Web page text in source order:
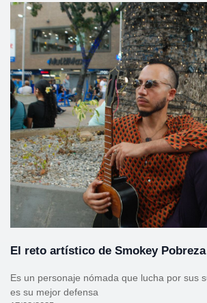
El reto artístico de Smokey Pobreza
Es un personaje nómada que lucha por sus
es su mejor defensa